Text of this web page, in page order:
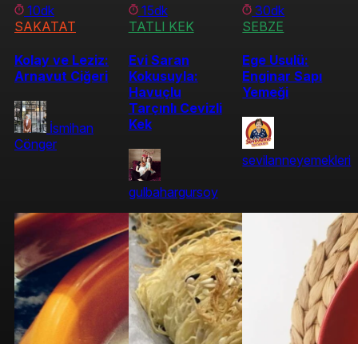
10dk
SAKATAT
Kolay ve Leziz:
Arnavut Ciğeri
İsmihan
Cönger
15dk
TATLI KEK
Evi Saran
Kokusuyla:
Havuçlu
Tarçınlı Cevizli
Kek
gulbahargursoy
30dk
SEBZE
Ege Usulü:
Enginar Sapı
Yemeği
sevilanneyemekleri